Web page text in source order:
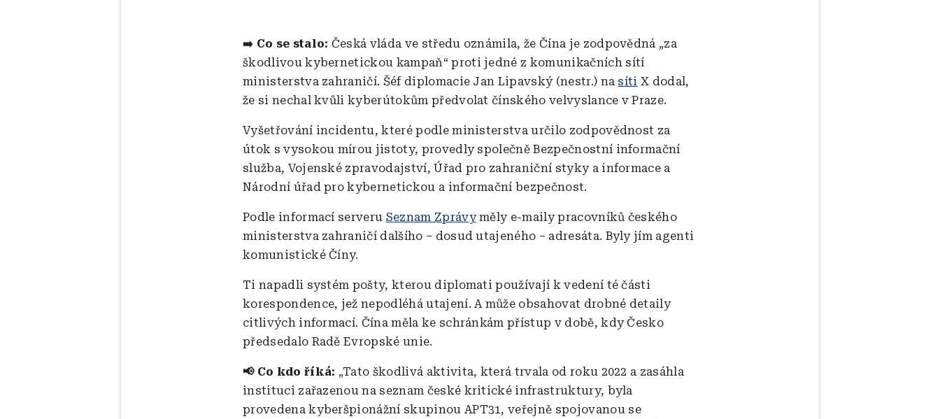
➡️ Co se stalo: Česká vláda ve středu oznámila, že Čína je zodpovědná „za
škodlivou kybernetickou kampaň“ proti jedné z komunikačních sítí
ministerstva zahraničí. Šéf diplomacie Jan Lipavský (nestr.) na síti X dodal,
že si nechal kvůli kyberútokům předvolat čínského velvyslance v Praze.
Vyšetřování incidentu, které podle ministerstva určilo zodpovědnost za
útok s vysokou mírou jistoty, provedly společně Bezpečnostní informační
služba, Vojenské zpravodajství, Úřad pro zahraniční styky a informace a
Národní úřad pro kybernetickou a informační bezpečnost.
Podle informací serveru Seznam Zprávyměly e-maily pracovníků českého
ministerstva zahraničí dalšího – dosud utajeného – adresáta. Byly jím agenti
komunistické Číny.
Ti napadli systém pošty, kterou diplomati používají k vedení té části
korespondence, jež nepodléhá utajení. A může obsahovat drobné detaily
citlivých informací. Čína měla ke schránkám přístup v době, kdy Česko
předsedalo Radě Evropské unie.
📢 Co kdo říká: „Tato škodlivá aktivita, která trvala od roku 2022 a zasáhla
instituci zařazenou na seznam české kritické infrastruktury, byla
provedena kyberšpionážní skupinou APT31, veřejně spojovanou se